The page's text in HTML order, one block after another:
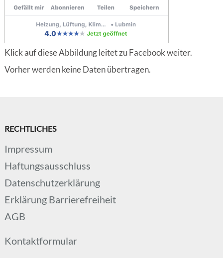
Klick auf diese Abbildung leitet zu Facebook weiter.
Vorher werden keine Daten übertragen.
RECHTLICHES
Impressum
Haftungsausschluss
Datenschutzerklärung
Erklärung Barrierefreiheit
AGB
Kontaktformular